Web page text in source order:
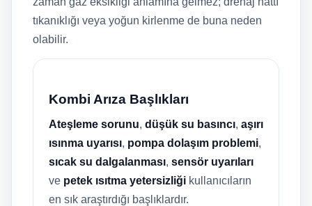
tıkanıklığı veya yoğun kirlenme de buna neden
olabilir.
Kombi Arıza Başlıkları
Ateşleme sorunu, düşük su basıncı, aşırı
ısınma uyarısı, pompa dolaşım problemi,
sıcak su dalgalanması, sensör uyarıları
ve petek ısıtma yetersizliği kullanıcıların
en sık araştırdığı başlıklardır.